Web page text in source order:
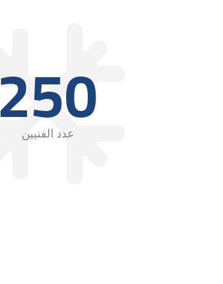
عدد الفنيين
250